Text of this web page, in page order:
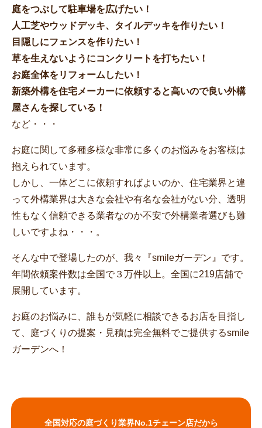
庭をつぶして駐車場を広げたい！
人工芝やウッドデッキ、タイルデッキを作りたい！
目隠しにフェンスを作りたい！
草を生えないようにコンクリートを打ちたい！
お庭全体をリフォームしたい！
新築外構を住宅メーカーに依頼すると高いので良い外構
屋さんを探している！
など・・・
お庭に関して多種多様な非常に多くのお悩みをお客様は
抱えられています。
しかし、一体どこに依頼すればよいのか、住宅業界と違
って外構業界は大きな会社や有名な会社がない分、透明
性もなく信頼できる業者なのか不安で外構業者選びも難
しいですよね・・・。
そんな中で登場したのが、我々『smileガーデン』です。
年間依頼案件数は全国で３万件以上。全国に219店舗で
展開しています。
お庭のお悩みに、誰もが気軽に相談できるお店を目指し
て、庭づくりの提案・見積は完全無料でご提供するsmile
ガーデンへ！
全国対応の庭づくり業界No.1チェーン店だから